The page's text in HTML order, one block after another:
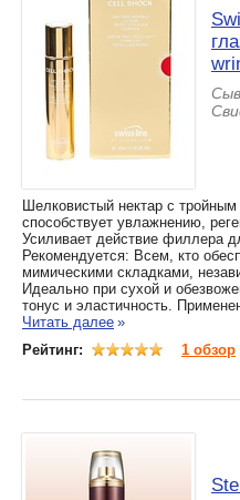
Шелковистый нектар с
способствует увлажнению,
Усиливает действие филлера
Рекомендуется: Всем, кто
мимическими складками,
Идеально при сухой и
тонус и эластичность.
Читать далее »
Рейтинг:
1 обзор